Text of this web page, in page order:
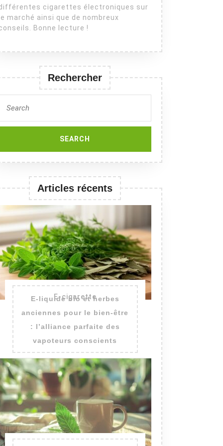
cigarettes électroniques sur
le marché ainsi que de nombreux
Bonne lecture !
Rechercher
for:
Articles récents
E-cigarette
E-liquide bio et herbes
anciennes pour le bien-être
: l’alliance parfaite des
vapoteurs conscients